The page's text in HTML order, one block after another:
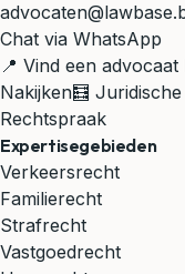
Chat via WhatsApp
📍 Vind een
Nakijken🧮
Rechtspraak
Expertisegebieden
Verkeersrecht
Familierecht
Strafrecht
Vastgoedrecht